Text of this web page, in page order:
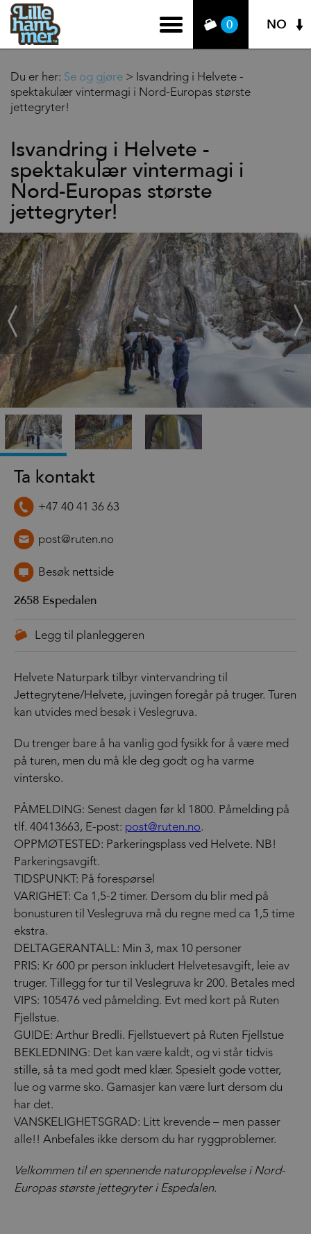
0 NO
Du er her: Se og gjøre > Isvandring i Helvete -
spektakulær vintermagi i Nord-Europas største
jettegryter!
Isvandring i Helvete -
spektakulær vintermagi i
Nord-Europas største
jettegryter!
Prev
Next
›
Ta kontakt
+47 40 41 36 63
post@ruten.no
Besøk nettside
2658 Espedalen
Helvete Naturpark tilbyr vintervandring til
Jettegrytene/Helvete, juvingen foregår på truger. Turen
kan utvides med besøk i Veslegruva.
Du trenger bare å ha vanlig god fysikk for å være med
på turen, men du må kle deg godt og ha varme
vintersko.
PÅMELDING: Senest dagen før kl 1800. Påmelding på
tlf. 40413663, E-post: post@ruten.no.
OPPMØTESTED: Parkeringsplass ved Helvete. NB!
Parkeringsavgift.
TIDSPUNKT: På forespørsel
VARIGHET: Ca 1,5-2 timer. Dersom du blir med på
bonusturen til Veslegruva må du regne med ca 1,5 time
ekstra.
DELTAGERANTALL: Min 3, max 10 personer
PRIS: Kr 600 pr person inkludert Helvetesavgift, leie av
truger. Tillegg for tur til Veslegruva kr 200. Betales med
VIPS: 105476 ved påmelding. Evt med kort på Ruten
Fjellstue.
GUIDE: Arthur Bredli. Fjellstuevert på Ruten Fjellstue
BEKLEDNING: Det kan være kaldt, og vi står tidvis
stille, så ta med godt med klær. Spesielt gode votter,
lue og varme sko. Gamasjer kan være lurt dersom du
har det.
VANSKELIGHETSGRAD: Litt krevende – men passer
alle!! Anbefales ikke dersom du har ryggproblemer.
Velkommen til en spennende naturopplevelse i Nord-
Europas største jettegryter i Espedalen.